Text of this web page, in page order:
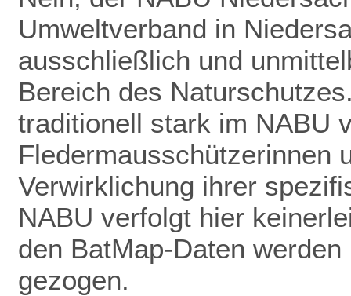
Umweltverband in
ausschließlich und
Bereich des
traditionell stark im NABU
Fledermausschützerinnen
Verwirklichung ihrer
NABU verfolgt hier
den BatMap-Daten
gezogen.